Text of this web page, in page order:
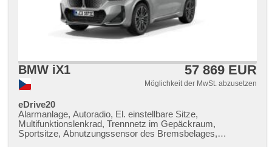
BMW iX1 57 869 EUR
Möglichkeit der MwSt. abzusetzen
eDrive20
Alarmanlage, Autoradio, El. einstellbare Sitze,
Multifunktionslenkrad, Trennnetz im Gepäckraum,
Sportsitze, Abnutzungssensor des Bremsbelages,